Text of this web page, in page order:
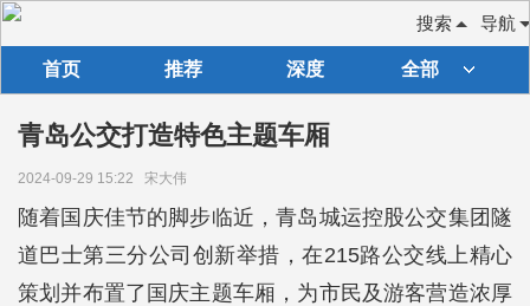
导航
搜索
首页 推荐 深度 全部
青岛公交打造特色主题车厢
2024-09-29 15:22 宋大伟
随着国庆佳节的脚步临近，青岛城运控股公交集团隧
道巴士第三分公司创新举措，在215路公交线上精心
策划并布置了国庆主题车厢，为市民及游客营造浓厚